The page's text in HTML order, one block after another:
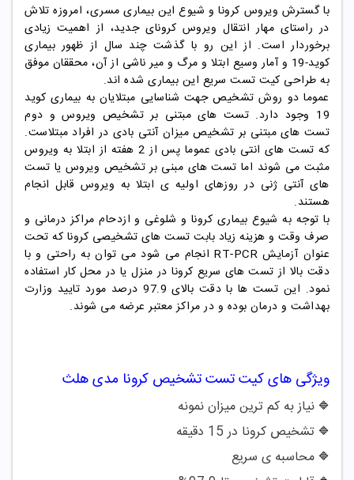
با گسترش ویروس کرونا و شیوع این بیماری مسری، امروزه تلاش
در راستای مهار انتقال ویروس کرونای جدید، از اهمیت زیادی
برخوردار است. از این رو با گذشت چند سال از ظهور بیماری
کوید-19 و آمار وسیع ابتلا و مرگ و میر ناشی از آن، محققان موفق
به طراحی کیت تست سریع این بیماری شده اند.
عموما دو روش تشخیص جهت شناسایی مبتلایان به بیماری کوید
19 وجود دارد. تست های مبتنی بر تشخیص ویروس و دوم
تست های مبتنی بر تشخیص میزان آنتی بادی در افراد مبتلاست.
که تست های انتی بادی عموما پس از 2 هفته از ابتلا به ویروس
مثبت می شوند اما تست های مبنی بر تشخیص ویروس یا تست
های آنتی ژنی در روزهای اولیه ی ابتلا به ویروس قابل انجام
هستند.
با توجه به شیوع بیماری کرونا و شلوغی و ازدحام مراکز درمانی و
صرف وقت و هزینه زیاد بابت تست های تشخیصی کرونا که تحت
عنوان آزمایش RT-PCR انجام می شود می توان به راحتی و با
دقت بالا از تست های سریع کرونا در منزل یا در محل کار استفاده
نمود. این تست ها با دقت بالای 97.9 درصد مورد تایید وزارت
بهداشت و درمان بوده و در مراکز معتبر عرضه می شوند.
ویژگی هایکیت تست تشخیص کرونا مدی هلث
🔷 نیاز به کم ترین میزان نمونه
🔷 تشخیص کرونا در 15 دقیقه
🔷 محاسبه ی سریع